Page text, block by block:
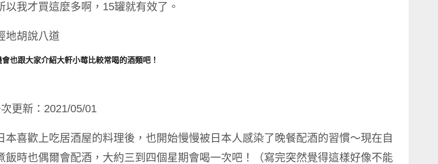
以我才買這麼多啊，15罐就有效了。
地胡說八道
也跟大家介紹大軒小莓比較常喝的酒類吧！
更新：2021/05/01
本喜歡上吃居酒屋的料理後，也開始慢慢被日本人感染了晚餐配酒的習慣～現在自
飯時也偶爾會配酒，大約三到四個星期會喝一次吧！（寫完突然覺得這樣好像不能